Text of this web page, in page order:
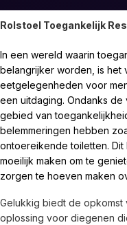
Rolstoel Toegankelijk
In een wereld waarin
belangrijker worden, is het
eetgelegenheden voor
een uitdaging. Ondanks
gebied van
belemmeringen hebben
ontoereikende toiletten.
moeilijk maken om te
zorgen te hoeven maken
Gelukkig biedt de
oplossing voor diegenen